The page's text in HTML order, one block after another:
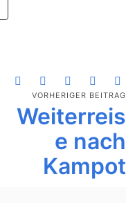
VORHERIGER BEITRAG
Weiterreis
e nach
Kampot